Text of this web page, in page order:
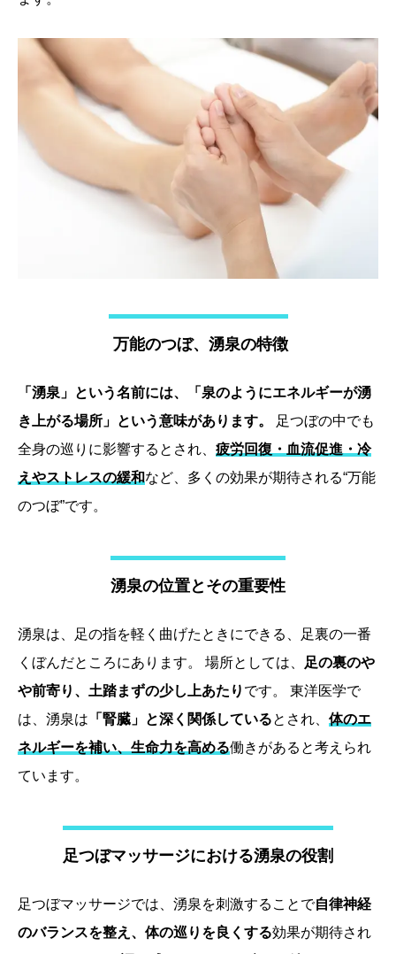
万能のつぼ、湧泉の特徴
「湧泉」という名前には、「泉のようにエネルギーが湧
き上がる場所」という意味があります。
足つぼの中でも
全身の巡りに影響するとされ、 疲労回復・血流促進・冷
えやストレスの緩和など、多くの効果が期待される“万能
のつぼ”です。
湧泉の位置とその重要性
湧泉は、足の指を軽く曲げたときにできる、足裏の一番
くぼんだところにあります。 場所としては、
足の裏のや
や前寄り、土踏まずの少し上あたり です。 東洋医学で
は、湧泉は 「腎臓」と深く関係しているとされ、 体のエ
ネルギーを補い、生命力を高める働きがあると考えられ
ています。
足つぼマッサージにおける湧泉の役割
足つぼマッサージでは、湧泉を刺激することで自律神経
のバランスを整え、体の巡りを良くする効果が期待され